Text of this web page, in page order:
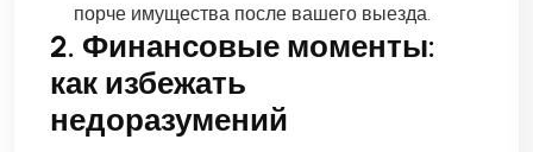
порче имущества после вашего выезда.
2. Финансовые моменты:
как избежать
недоразумений